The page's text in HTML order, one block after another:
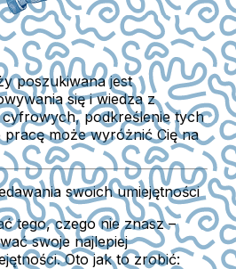
poszukiwana jest
się i wiedza z
podkreślenie tych
może wyróżnić Cię na
swoich umiejętności
tego, czego nie znasz –
swoje najlepiej
Oto jak to zrobić: